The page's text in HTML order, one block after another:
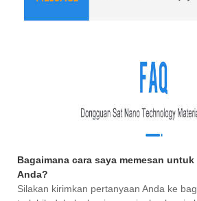
Bagaimana cara saya memesan
Anda?
Silakan kirimkan pertanyaan Anda ke